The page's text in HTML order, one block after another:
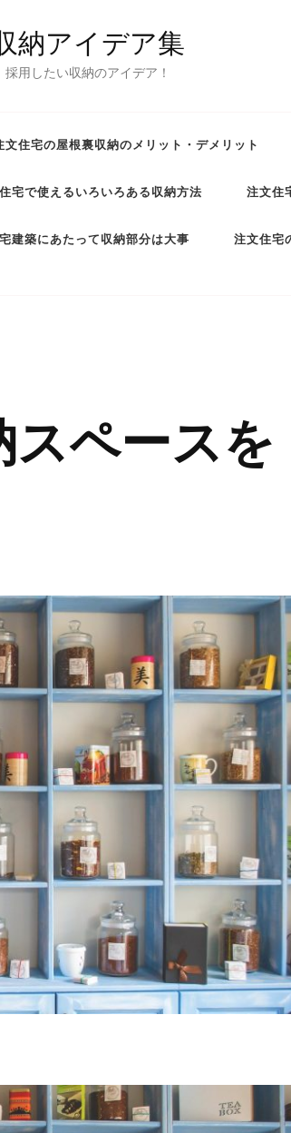
納アイデア集
採用したい収納のアイデア！
文住宅の屋根裏収納のメリット・デメリット
宅で使えるいろいろある収納方法 注文住
建築にあたって収納部分は大事 注文住宅
スペースを